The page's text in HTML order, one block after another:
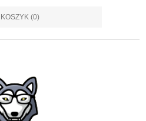
KOSZYK (0)